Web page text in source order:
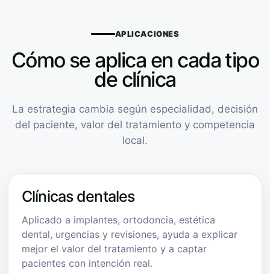
APLICACIONES
Cómo se aplica en cada tipo
de clínica
La estrategia cambia según especialidad, decisión
del paciente, valor del tratamiento y competencia
local.
Clínicas dentales
Aplicado a implantes, ortodoncia, estética
dental, urgencias y revisiones, ayuda a explicar
mejor el valor del tratamiento y a captar
pacientes con intención real.